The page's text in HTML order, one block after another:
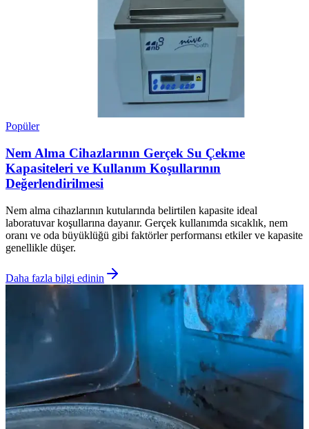
Popüler
Nem Alma Cihazlarının Gerçek Su Çekme
Kapasiteleri ve Kullanım Koşullarının
Değerlendirilmesi
Nem alma cihazlarının kutularında belirtilen kapasite ideal
laboratuvar koşullarına dayanır. Gerçek kullanımda sıcaklık, nem
oranı ve oda büyüklüğü gibi faktörler performansı etkiler ve kapasite
genellikle düşer.
Daha fazla bilgi edinin